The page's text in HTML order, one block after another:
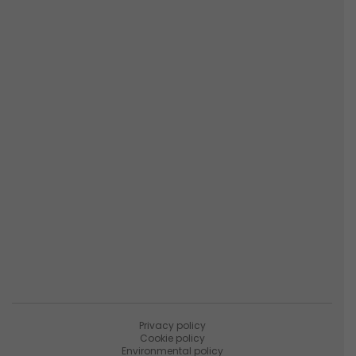
Privacy policy
Cookie policy
Environmental policy